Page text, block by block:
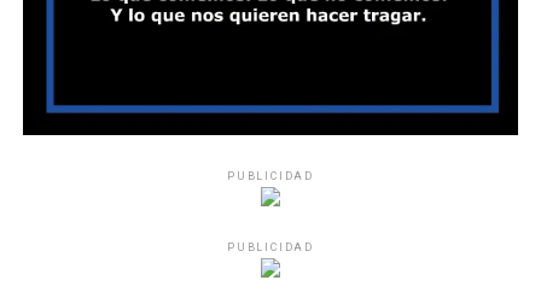
PUBLICIDAD
PUBLICIDAD